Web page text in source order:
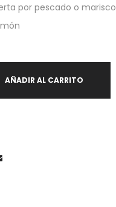
por pescado o marisco
AÑADIR AL CARRITO